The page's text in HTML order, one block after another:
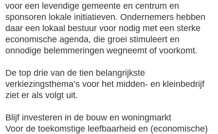
voor een levendige gemeente en centrum en
sponsoren lokale initiatieven. Ondernemers hebben
daar een lokaal bestuur voor nodig met een sterke
economische agenda, die groei stimuleert en
onnodige belemmeringen wegneemt of voorkomt.
De top drie van de tien belangrijkste
verkiezingsthema’s voor het midden- en kleinbedrijf
ziet er als volgt uit.
Blijf investeren in de bouw en woningmarkt
Voor de toekomstige leefbaarheid en (economische)